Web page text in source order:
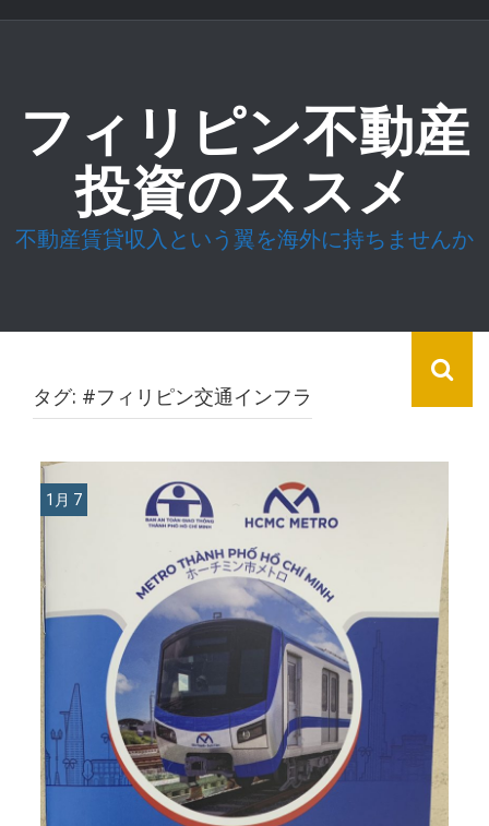
フィリピン不動産
投資のススメ
不動産賃貸収入という翼を海外に持ちませんか
タグ: #フィリピン交通インフラ
1月 7